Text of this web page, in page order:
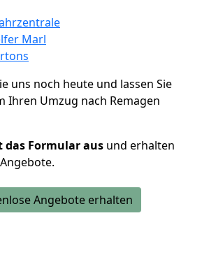
Marl
uns noch heute und lassen Sie
Ihren Umzug nach Remagen
das Formular aus und erhalten
Angebote erhalten